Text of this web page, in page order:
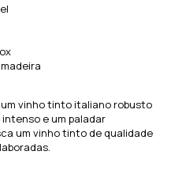
um vinho tinto italiano robusto
e um paladar
um vinho tinto de qualidade